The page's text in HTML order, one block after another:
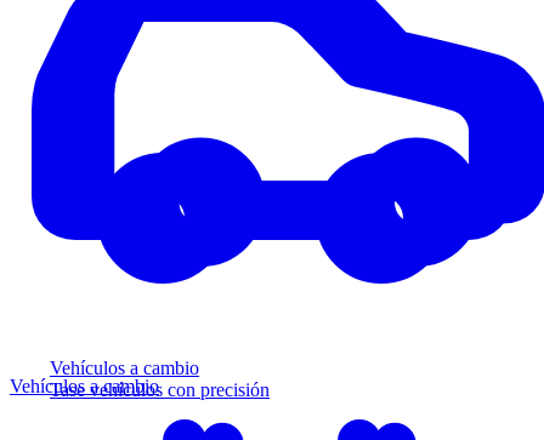
Vehículos a cambio
Tase vehículos con precisión
Vehículos a cambio